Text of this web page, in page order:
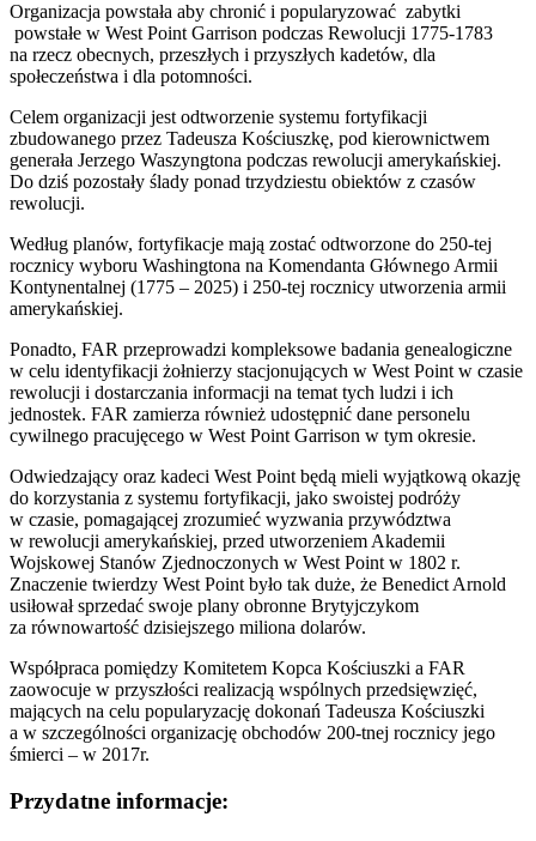
Organizacja powstała aby chronić i popularyzować zabytki
powstałe w West Point Garrison podczas Rewolucji 1775-1783
na rzecz obecnych, przeszłych i przyszłych kadetów, dla
społeczeństwa i dla potomności.
Celem organizacji jest odtworzenie systemu fortyfikacji
zbudowanego przez Tadeusza Kościuszkę, pod kierownictwem
generała Jerzego Waszyngtona podczas rewolucji amerykańskiej.
Do dziś pozostały ślady ponad trzydziestu obiektów z czasów
rewolucji.
Według planów, fortyfikacje mają zostać odtworzone do 250-tej
rocznicy wyboru Washingtona na Komendanta Głównego Armii
Kontynentalnej (1775 – 2025) i 250-tej rocznicy utworzenia armii
amerykańskiej.
Ponadto, FAR przeprowadzi kompleksowe badania genealogiczne
w celu identyfikacji żołnierzy stacjonujących w West Point w czasie
rewolucji i dostarczania informacji na temat tych ludzi i ich
jednostek. FAR zamierza również udostępnić dane personelu
cywilnego pracujęcego w West Point Garrison w tym okresie.
Odwiedzający oraz kadeci West Point będą mieli wyjątkową okazję
do korzystania z systemu fortyfikacji, jako swoistej podróży
w czasie, pomagającej zrozumieć wyzwania przywództwa
w rewolucji amerykańskiej, przed utworzeniem Akademii
Wojskowej Stanów Zjednoczonych w West Point w 1802 r.
Znaczenie twierdzy West Point było tak duże, że Benedict Arnold
usiłował sprzedać swoje plany obronne Brytyjczykom
za równowartość dzisiejszego miliona dolarów.
Współpraca pomiędzy Komitetem Kopca Kościuszki a FAR
zaowocuje w przyszłości realizacją wspólnych przedsięwzięć,
mających na celu popularyzację dokonań Tadeusza Kościuszki
a w szczególności organizację obchodów 200-tnej rocznicy jego
śmierci – w 2017r.
Przydatne informacje: